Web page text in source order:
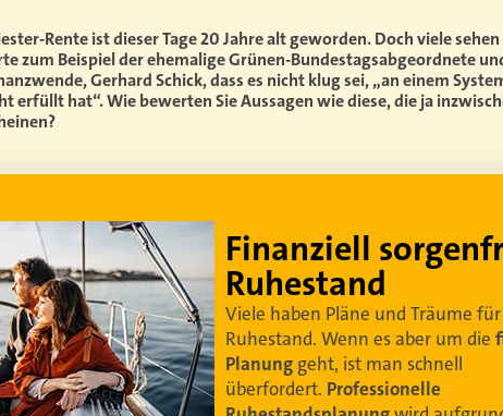
Rente ist dieser Tage 20 Jahre alt geworden. Doch viele
zum Beispiel der ehemalige Grünen-Bundestagsabgeordnete
Gerhard Schick, dass es nicht klug sei, „an einem
erfüllt hat“. Wie bewerten Sie Aussagen wie diese, die ja
Lebe dein bestes Leben
Um sorgenfrei in den Ruhestand zu blicken,
braucht esprofessionelle
Damit Ihre Kundinnen und Kunden
ihr
Leben leben können
Video anschauen